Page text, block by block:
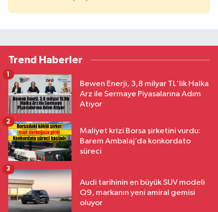
Trend Haberler
Bewen Enerji, 3,8 milyar TL'lik Halka
Arz ile Sermaye Piyasalarına Adım
Atıyor
1
Maliyet krizi Borsa şirketini vurdu:
Barem Ambalaj’da konkordato
süreci
2
Audi tarihinin en büyük SUV modeli
Q9, markanın yeni amiral gemisi
oluyor
3